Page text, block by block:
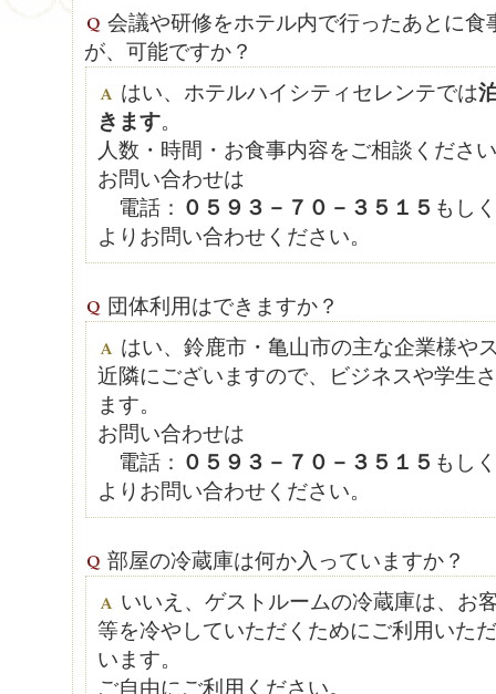
会議や研修をホテル内で行ったあとに食
が、可能ですか？
はい、ホテルハイシティセレンテでは
きます。
人数・時間・お食事内容をご相談くださ
お問い合わせは
電話： ０５９３－７０－３５１５ もし
よりお問い合わせください。
団体利用はできますか？
はい、鈴鹿市・亀山市の主な企業様や
近隣にございますので、ビジネスや学生
ます。
お問い合わせは
電話： ０５９３－７０－３５１５ もし
よりお問い合わせください。
部屋の冷蔵庫は何か入っていますか？
いいえ、ゲストルームの冷蔵庫は、お
等を冷やしていただくためにご利用いた
います。
ご自由にご利用ください。